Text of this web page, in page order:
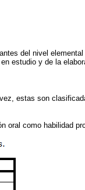
del nivel
estudio y de la
estas son
oral como habilidad